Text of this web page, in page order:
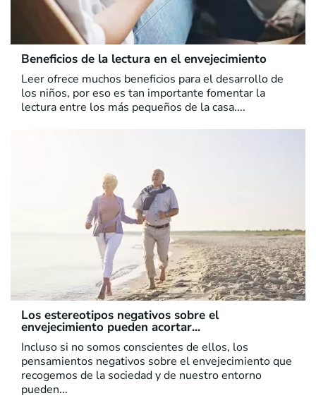
Beneficios de la lectura en el envejecimiento
Leer ofrece muchos beneficios para el desarrollo de
los niños, por eso es tan importante fomentar la
lectura entre los más pequeños de la casa....
Los estereotipos negativos sobre el
envejecimiento pueden acortar...
Incluso si no somos conscientes de ellos, los
pensamientos negativos sobre el envejecimiento que
recogemos de la sociedad y de nuestro entorno
pueden...